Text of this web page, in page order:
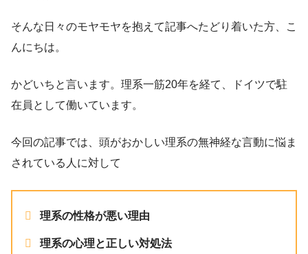
そんな日々のモヤモヤを抱えて記事へたどり着いた方、こ
んにちは。
かどいちと言います。理系一筋20年を経て、ドイツで駐
在員として働いています。
今回の記事では、頭がおかしい理系の無神経な言動に悩ま
されている人に対して
理系の性格が悪い理由
理系の心理と正しい対処法